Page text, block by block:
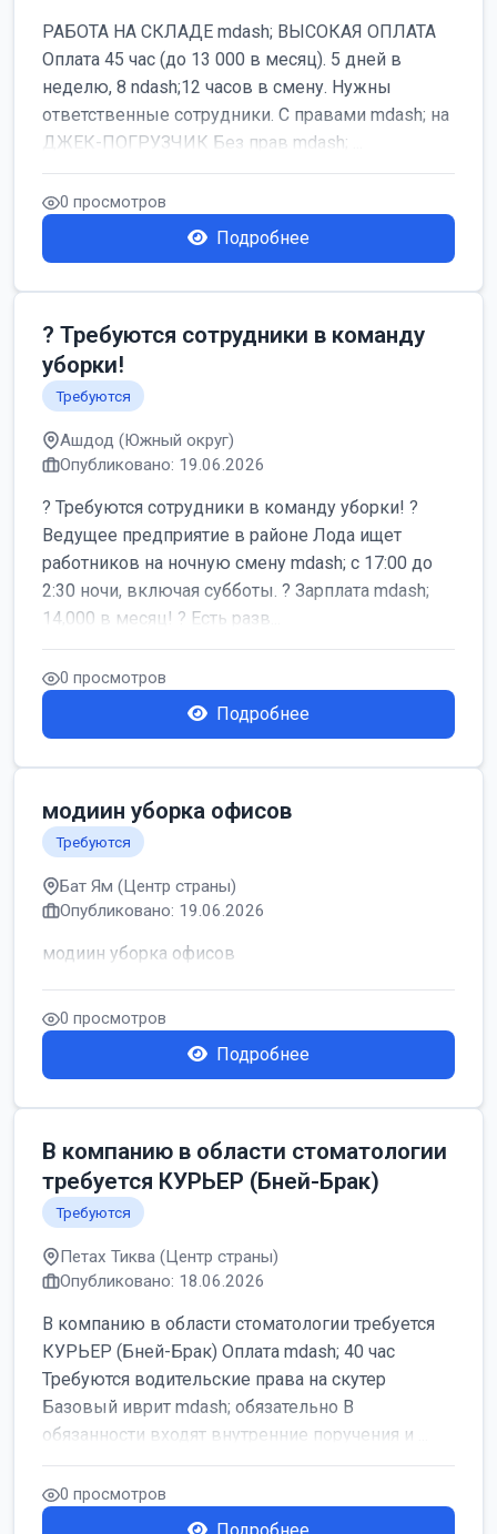
РАБОТА НА СКЛАДЕ mdash; ВЫСОКАЯ ОПЛАТА
Оплата 45 час (до 13 000 в месяц). 5 дней в
неделю, 8 ndash;12 часов в смену. Нужны
ответственные сотрудники. С правами mdash; на
ДЖЕК-ПОГРУЗЧИК Без прав mdash; ...
0 просмотров
Подробнее
? Требуются сотрудники в команду
уборки!
Требуются
Ашдод (Южный округ)
Опубликовано: 19.06.2026
? Требуются сотрудники в команду уборки! ?
Ведущее предприятие в районе Лода ищет
работников на ночную смену mdash; с 17:00 до
2:30 ночи, включая субботы. ? Зарплата mdash;
14,000 в месяц! ? Есть разв...
0 просмотров
Подробнее
модиин уборка офисов
Требуются
Бат Ям (Центр страны)
Опубликовано: 19.06.2026
модиин уборка офисов
0 просмотров
Подробнее
В компанию в области стоматологии
требуется КУРЬЕР (Бней-Брак)
Требуются
Петах Тиква (Центр страны)
Опубликовано: 18.06.2026
В компанию в области стоматологии требуется
КУРЬЕР (Бней-Брак) Оплата mdash; 40 час
Требуются водительские права на скутер
Базовый иврит mdash; обязательно В
обязанности входят внутренние поручения и ...
0 просмотров